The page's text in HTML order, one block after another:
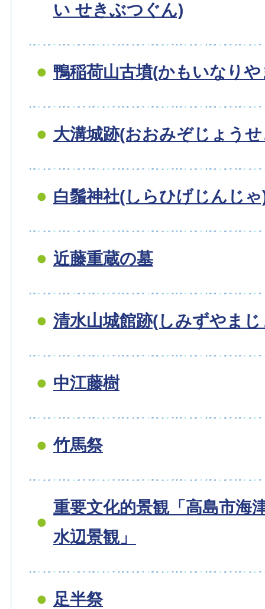
い せきぶつぐん)
鴨稲荷山古墳(かもいなり
大溝城跡(おおみぞじょう
白鬚神社(しらひげじんじゃ
近藤重蔵の墓
清水山城館跡(しみずやま
中江藤樹
竹馬祭
重要文化的景観「高島市海
水辺景観」
足半祭